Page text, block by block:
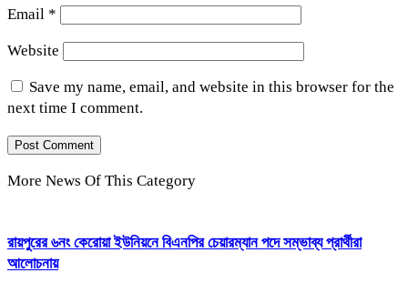
Email *
Website
Save my name, email, and website in this browser for the
next time I comment.
More News Of This Category
রায়পুরের ৬নং কেরোয়া ইউনিয়নে বিএনপির চেয়ারম্যান পদে সম্ভাব্য প্রার্থীরা
আলোচনায়